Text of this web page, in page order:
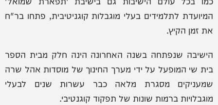
המיועדת לתלמידים בעלי מוגבלות קוגניטיבית, פתחו בר"ח
את זמן הקיץ.
הישיבה שנפתחה בשנה האחרונה הינה חלק מבית הספר
בית שי המופעל על ידי מערך החינוך של מוסדות אהל שרה
שמעניקים מסגרת מלאה כבר עשרות שנים לבעלי
מוגבלויות ברמות שונות של תפקוד קוגנטיבי.